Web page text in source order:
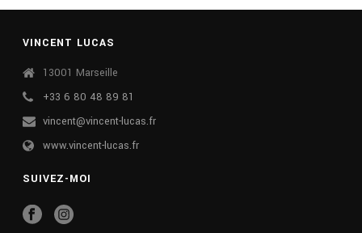
VINCENT LUCAS
13001 Marseille
+33 6 80 48 89 81
vincent@vincent-lucas.fr
www.vincent-lucas.fr
SUIVEZ-MOI